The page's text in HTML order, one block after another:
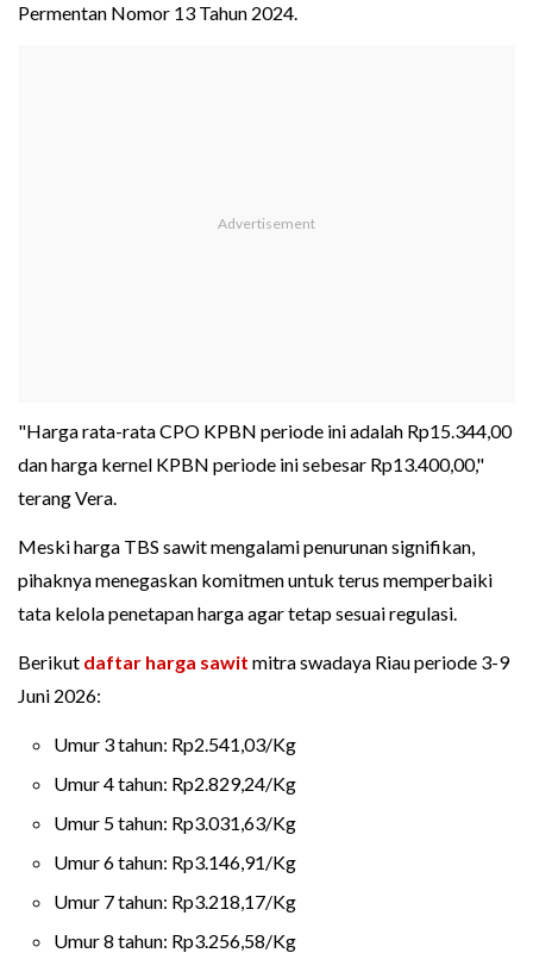
Permentan Nomor 13 Tahun 2024.
"Harga rata-rata CPO KPBN periode ini adalah Rp15.344,00
dan harga kernel KPBN periode ini sebesar Rp13.400,00,"
terang Vera.
Meski harga TBS sawit mengalami penurunan signifikan,
pihaknya menegaskan komitmen untuk terus memperbaiki
tata kelola penetapan harga agar tetap sesuai regulasi.
Berikut daftar harga sawit mitra swadaya Riau periode 3-9
Juni 2026:
Umur 3 tahun: Rp2.541,03/Kg
Umur 4 tahun: Rp2.829,24/Kg
Umur 5 tahun: Rp3.031,63/Kg
Umur 6 tahun: Rp3.146,91/Kg
Umur 7 tahun: Rp3.218,17/Kg
Umur 8 tahun: Rp3.256,58/Kg